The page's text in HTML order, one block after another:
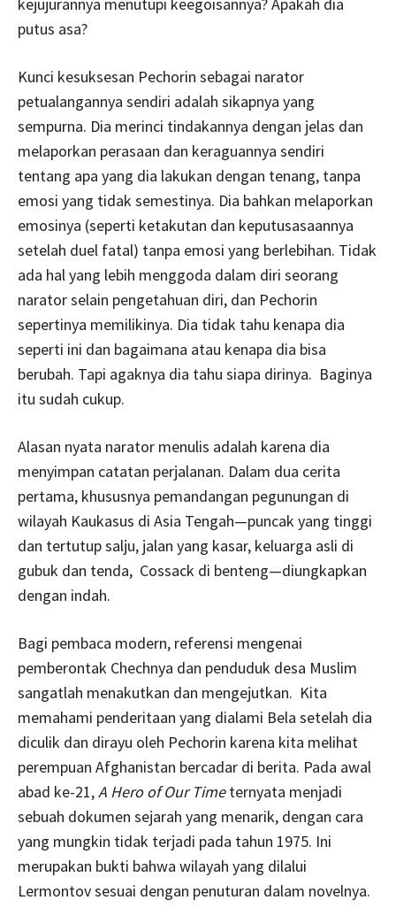
putus asa?
Kunci kesuksesan Pechorin sebagai narator
petualangannya sendiri adalah sikapnya yang
sempurna. Dia merinci tindakannya dengan jelas dan
melaporkan perasaan dan keraguannya sendiri
tentang apa yang dia lakukan dengan tenang, tanpa
emosi yang tidak semestinya. Dia bahkan melaporkan
emosinya (seperti ketakutan dan keputusasaannya
setelah duel fatal) tanpa emosi yang berlebihan. Tidak
ada hal yang lebih menggoda dalam diri seorang
narator selain pengetahuan diri, dan Pechorin
sepertinya memilikinya. Dia tidak tahu kenapa dia
seperti ini dan bagaimana atau kenapa dia bisa
berubah. Tapi agaknya dia tahu siapa dirinya. Baginya
itu sudah cukup.
Alasan nyata narator menulis adalah karena dia
menyimpan catatan perjalanan. Dalam dua cerita
pertama, khususnya pemandangan pegunungan di
wilayah Kaukasus di Asia Tengah—puncak yang tinggi
dan tertutup salju, jalan yang kasar, keluarga asli di
gubuk dan tenda, Cossack di benteng—diungkapkan
dengan indah.
Bagi pembaca modern, referensi mengenai
pemberontak Chechnya dan penduduk desa Muslim
sangatlah menakutkan dan mengejutkan. Kita
memahami penderitaan yang dialami Bela setelah dia
diculik dan dirayu oleh Pechorin karena kita melihat
perempuan Afghanistan bercadar di berita. Pada awal
abad ke-21,A Hero of Our Timeternyata menjadi
sebuah dokumen sejarah yang menarik, dengan cara
yang mungkin tidak terjadi pada tahun 1975. Ini
merupakan bukti bahwa wilayah yang dilalui
Lermontov sesuai dengan penuturan dalam novelnya.